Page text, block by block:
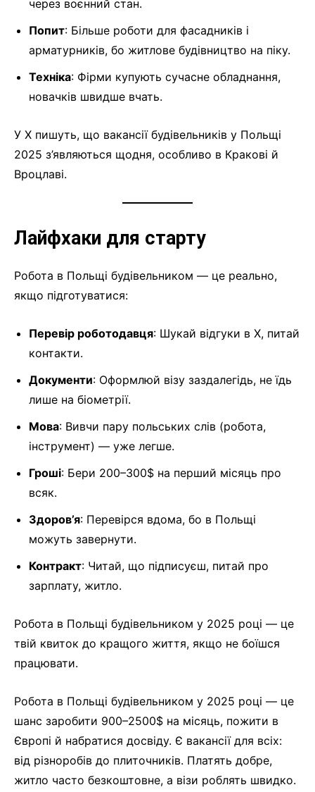
через воєнний стан.
Попит: Більше роботи для фасадників і
арматурників, бо житлове будівництво на піку.
Техніка: Фірми купують сучасне обладнання,
новачків швидше вчать.
У X пишуть, що вакансії будівельників у Польщі
2025 з’являються щодня, особливо в Кракові й
Вроцлаві.
Лайфхаки для старту
Робота в Польщі будівельником — це реально,
якщо підготуватися:
Перевір роботодавця: Шукай відгуки в X, питай
контакти.
Документи: Оформлюй візу заздалегідь, не їдь
лише на біометрії.
Мова: Вивчи пару польських слів (робота,
інструмент) — уже легше.
Гроші: Бери 200–300$ на перший місяць про
всяк.
Здоров’я: Перевірся вдома, бо в Польщі
можуть завернути.
Контракт: Читай, що підписуєш, питай про
зарплату, житло.
Робота в Польщі будівельником у 2025 році — це
твій квиток до кращого життя, якщо не боїшся
працювати.
Робота в Польщі будівельником у 2025 році — це
шанс заробити 900–2500$ на місяць, пожити в
Європі й набратися досвіду. Є вакансії для всіх:
від різноробів до плиточників. Платять добре,
житло часто безкоштовне, а візи роблять швидко.